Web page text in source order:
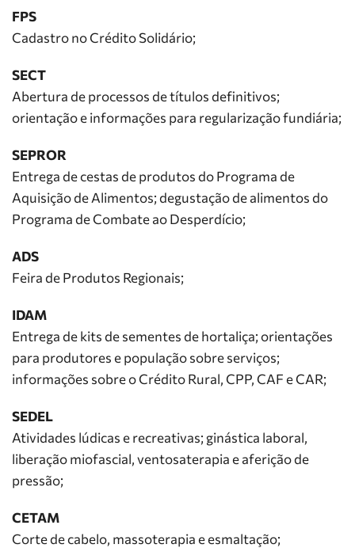
FPS
Cadastro no Crédito Solidário;
SECT
Abertura de processos de títulos definitivos;
orientação e informações para regularização fundiária;
SEPROR
Entrega de cestas de produtos do Programa de
Aquisição de Alimentos; degustação de alimentos do
Programa de Combate ao Desperdício;
ADS
Feira de Produtos Regionais;
IDAM
Entrega de kits de sementes de hortaliça; orientações
para produtores e população sobre serviços;
informações sobre o Crédito Rural, CPP, CAF e CAR;
SEDEL
Atividades lúdicas e recreativas; ginástica laboral,
liberação miofascial, ventosaterapia e aferição de
pressão;
CETAM
Corte de cabelo, massoterapia e esmaltação;